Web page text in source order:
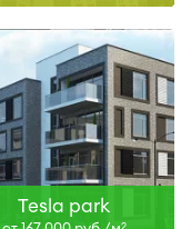
Tesla park
2